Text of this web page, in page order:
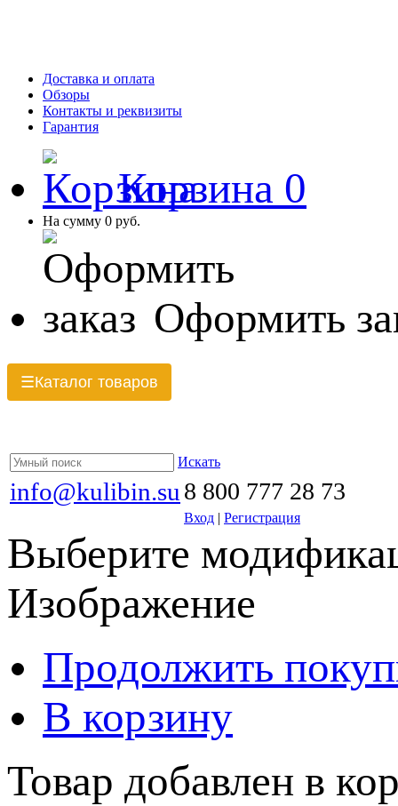
Доставка и оплата
Обзоры
Контакты и реквизиты
Гарантия
Корзина 0
На сумму 0 руб.
Оформить
☰Каталог товаров
Искать
info@kulibin.su 8 800 777 28 73
Вход | Регистрация
Выберите
Изображение
Продолжить
В корзину
Товар добавлен в